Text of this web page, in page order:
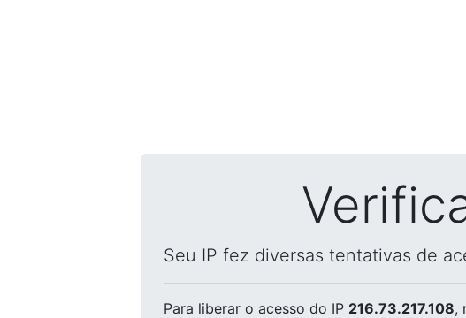
Seu IP fez diversas tentativas de
Para liberar o acesso do IP 216.73.217.108,